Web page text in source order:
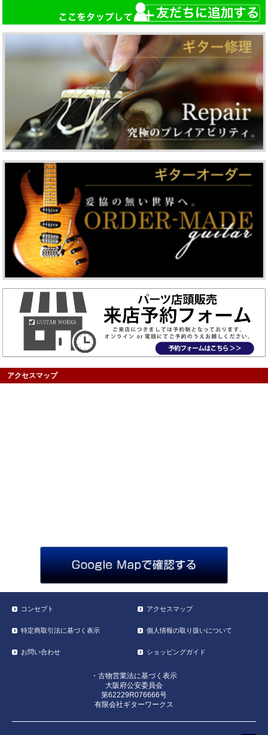
アクセスマップ
コンセプト アクセスマップ
特定商取引法に基づく表示 個人情報の取り扱いについて
お問い合わせ ショッピングガイド
・古物営業法に基づく表示
大阪府公安委員会
第62229R076666号
有限会社ギターワークス